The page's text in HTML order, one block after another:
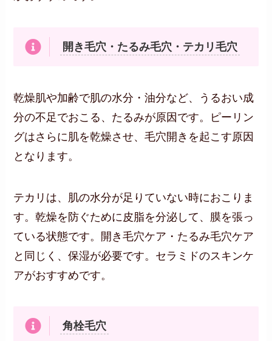
開き毛穴・たるみ毛穴・テカリ毛穴
乾燥肌や加齢で肌の水分・油分など、うるおい成
分の不足でおこる、たるみが原因です。ピーリン
グはさらに肌を乾燥させ、毛穴開きを起こす原因
となります。
テカリは、肌の水分が足りていない時におこりま
す。乾燥を防ぐために皮脂を分泌して、膜を張っ
ている状態です。開き毛穴ケア・たるみ毛穴ケア
と同じく、保湿が必要です。セラミドのスキンケ
アがおすすめです。
角栓毛穴